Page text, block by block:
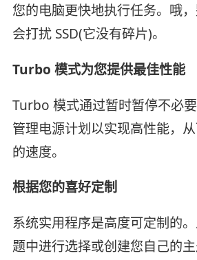
您的电脑更快地执行任务。哦
会打扰 SSD(它没有碎片)。
Turbo 模式为您提供最佳性能
Turbo 模式通过暂时暂停不必
管理电源计划以实现高性能，
的速度。
根据您的喜好定制
系统实用程序是高度可定制的
题中进行选择或创建您自己的